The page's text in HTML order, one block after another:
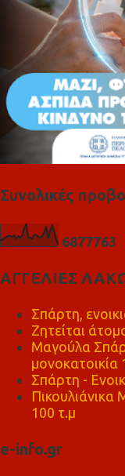
Συνολικές
6877763
ΑΓΓΕΛΙΕΣ
Σπάρτη,
Ζητείται
Μαγούλα
μονοκατοικία
Σπάρτη -
Πικουλιάνικα
100 τ.μ
e-info.gr